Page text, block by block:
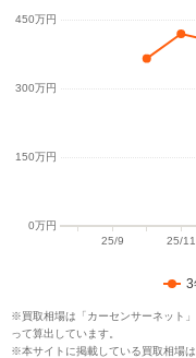
3
※買取相場は「カーセンサーネット
って算出しています。
※本サイトに掲載している買取相場